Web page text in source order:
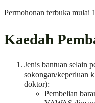
Permohonan terbuka mulai
Kaedah
Jenis bantuan selain
sokongan/keperluan
doktor):
Pembelian